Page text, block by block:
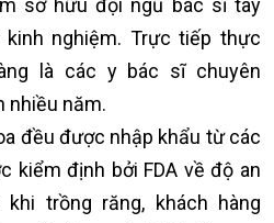
sở hữu đội ngũ bác sĩ tay
kinh nghiệm. Trực tiếp thực
là các y bác sĩ chuyên
nhiều năm.
đều được nhập khẩu từ các
kiểm định bởi FDA về độ an
trồng răng, khách hàng